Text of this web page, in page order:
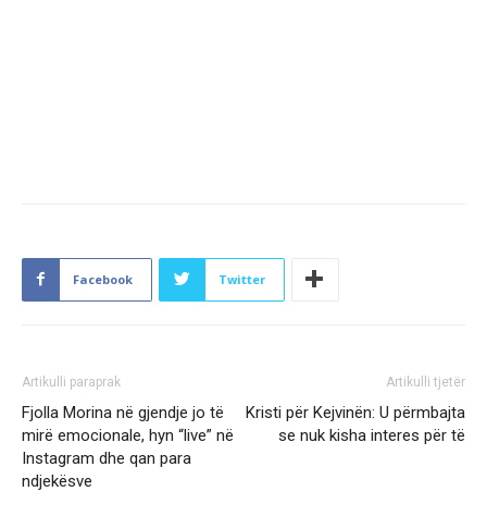
Facebook Twitter
Artikulli paraprak
Fjolla Morina në gjendje jo të
mirë emocionale, hyn “live” në
Instagram dhe qan para
ndjekësve
Artikulli tjetër
Kristi për Kejvinën: U përmbajta
se nuk kisha interes për të